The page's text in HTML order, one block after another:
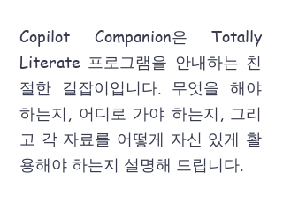
Copilot Companion은 Totally
Literate 프로그램을 안내하는 친
절한 길잡이입니다. 무엇을 해야
하는지, 어디로 가야 하는지, 그리
고 각 자료를 어떻게 자신 있게 활
용해야 하는지 설명해 드립니다.